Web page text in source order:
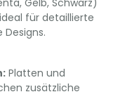
für detaillierte
Platten und
zusätzliche